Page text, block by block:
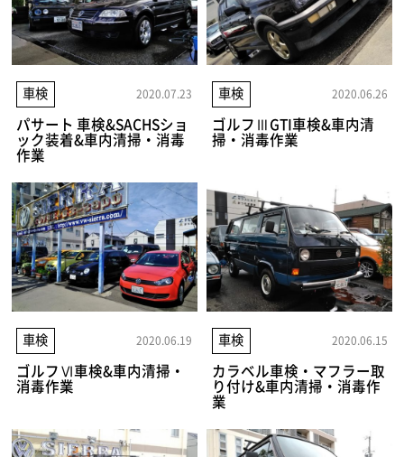
車検 2020.07.23
パサート 車検&SACHSショ
ック装着&車内清掃・消毒
作業
車検 2020.06.26
ゴルフⅢGTI車検&車内清
掃・消毒作業
車検 2020.06.19
ゴルフⅥ車検&車内清掃・
消毒作業
車検 2020.06.15
カラベル車検・マフラー取
り付け&車内清掃・消毒作
業